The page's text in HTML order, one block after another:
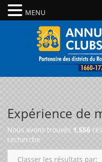
Expérience de
Nous avons trouvés 1,556
recherche
Classer les résultats par:
MENU